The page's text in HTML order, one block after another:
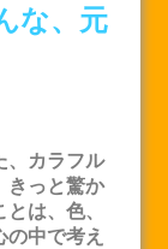
な、元
、カラフル
きっと驚か
は、色、
中で考え